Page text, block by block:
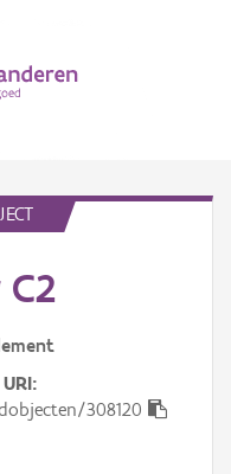
URI
308120